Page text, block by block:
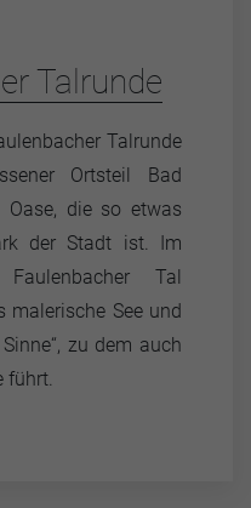
Talrunde
Talrunde
Ortsteil Bad
Oase, die so etwas
der Stadt ist. Im
Tal
malerische See und
zu dem auch
führt.